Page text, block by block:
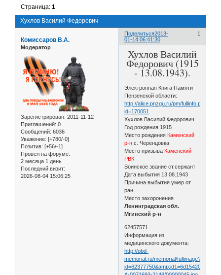
Хухлов Василий Федорович
Страница:1
Поделиться 1
2013-
01-14 06:41:30
Комиссаров В.А.
Модератор
Зарегистрирован: 2011-11-12
Приглашений: 0
Сообщений: 6036
Уважение: [+780/-0]
Позитив: [+56/-1]
Провел на форуме:
2 месяца 1 день
Последний визит:
2026-08-04 15:06:25
Хухлов Василий
Федорович (1915
- 13.08.1943).
Электронная Книга Памяти
Пензенской области:
http://alice.pnzgu.ru/pm/fullinfo.php?
id=170051
Хухлов Василий Федорович
Год рождения 1915
Место рождения Каменский
р-н с. Черенцовка
Место призыва Каменский
РВК
Воинское звание ст.сержант
Дата выбытия 13.08.1943
Причина выбытия умер от
ран
Место захоронения
Ленинградская обл.
Мгинский р-н
62457571
Информация из
медицинского документа:
http://obd-
memorial.ru/memorial/fullimage?